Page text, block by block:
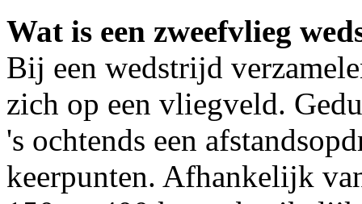
Wat is een zweefvlieg
Bij een wedstrijd
zich op een vliegveld.
's ochtends een
keerpunten. Afhankelijk